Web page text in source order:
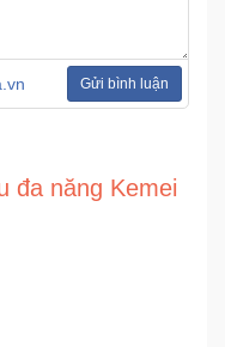
Gửi bình luận
đa năng Kemei